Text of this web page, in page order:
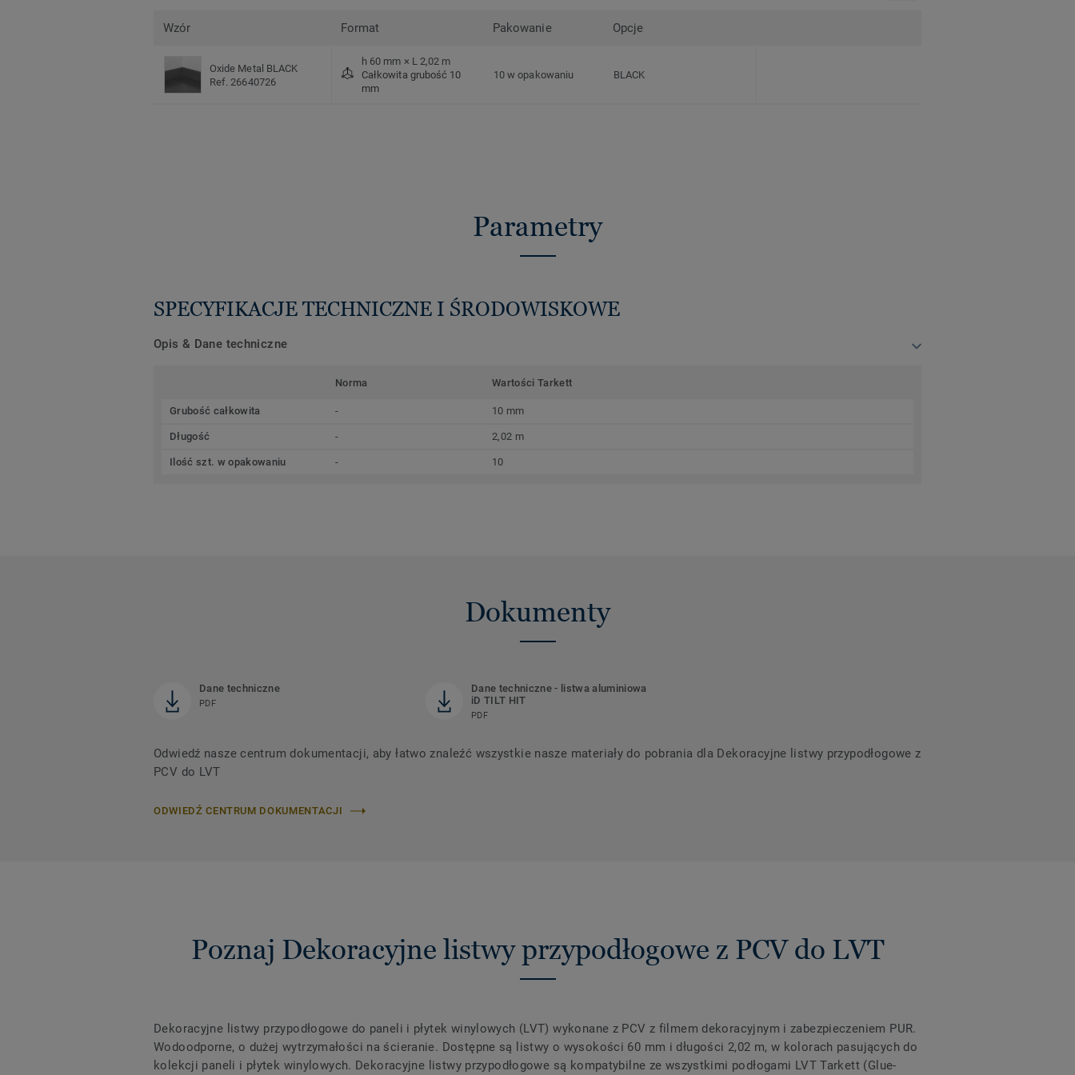
Wzór Format Pakowanie Opcje
Oxide Metal BLACK
Ref. 26640726
h 60 mm × L 2,02 m
Całkowita grubość 10
mm
10 w opakowaniu BLACK
Parametry
SPECYFIKACJE TECHNICZNE I ŚRODOWISKOWE
Opis & Dane techniczne
Norma Wartości Tarkett
Grubość całkowita - 10 mm
Długość - 2,02 m
Ilość szt. w opakowaniu - 10
Dokumenty
Dane techniczne
PDF
Dane techniczne - listwa aluminiowa
iD TILT HIT
PDF
Odwiedź nasze centrum dokumentacji, aby łatwo znaleźć wszystkie nasze materiały do ​​pobrania dla Dekoracyjne listwy przypodłogowe z
PCV do LVT
ODWIEDŹ CENTRUM DOKUMENTACJI
Poznaj Dekoracyjne listwy przypodłogowe z PCV do LVT
Dekoracyjne listwy przypodłogowe do paneli i płytek winylowych (LVT) wykonane z PCV z filmem dekoracyjnym i zabezpieczeniem PUR.
Wodoodporne, o dużej wytrzymałości na ścieranie. Dostępne są listwy o wysokości 60 mm i długości 2,02 m, w kolorach pasujących do
kolekcji paneli i płytek winylowych. Dekoracyjne listwy przypodłogowe są kompatybilne ze wszystkimi podłogami LVT Tarkett (Glue-